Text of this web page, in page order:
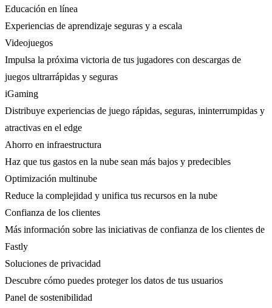
Educación en línea
Experiencias de aprendizaje seguras y a escala
Videojuegos
Impulsa la próxima victoria de tus jugadores con descargas de
juegos ultrarrápidas y seguras
iGaming
Distribuye experiencias de juego rápidas, seguras, ininterrumpidas y
atractivas en el edge
Ahorro en infraestructura
Haz que tus gastos en la nube sean más bajos y predecibles
Optimización multinube
Reduce la complejidad y unifica tus recursos en la nube
Confianza de los clientes
Más información sobre las iniciativas de confianza de los clientes de
Fastly
Soluciones de privacidad
Descubre cómo puedes proteger los datos de tus usuarios
Panel de sostenibilidad